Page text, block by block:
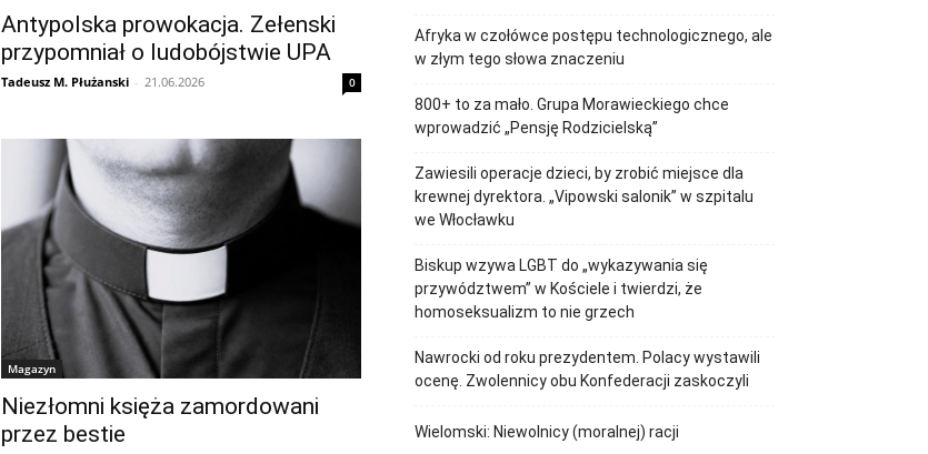
Antypolska prowokacja. Zełenski
przypomniał o ludobójstwie UPA
Tadeusz M. Płużanski - 21.06.2026 0
Magazyn
Niezłomni księża zamordowani
przez bestie
Afryka w czołówce postępu technologicznego, ale
w złym tego słowa znaczeniu
800+ to za mało. Grupa Morawieckiego chce
wprowadzić „Pensję Rodzicielską”
Zawiesili operacje dzieci, by zrobić miejsce dla
krewnej dyrektora. „Vipowski salonik” w szpitalu
we Włocławku
Biskup wzywa LGBT do „wykazywania się
przywództwem” w Kościele i twierdzi, że
homoseksualizm to nie grzech
Nawrocki od roku prezydentem. Polacy wystawili
ocenę. Zwolennicy obu Konfederacji zaskoczyli
Wielomski: Niewolnicy (moralnej) racji